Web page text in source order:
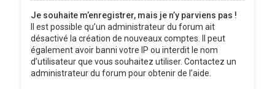
Je souhaite m’enregistrer, mais je n’y parviens pas !
Il est possible qu’un administrateur du forum ait
désactivé la création de nouveaux comptes. Il peut
également avoir banni votre IP ou interdit le nom
d’utilisateur que vous souhaitez utiliser. Contactez un
administrateur du forum pour obtenir de l’aide.